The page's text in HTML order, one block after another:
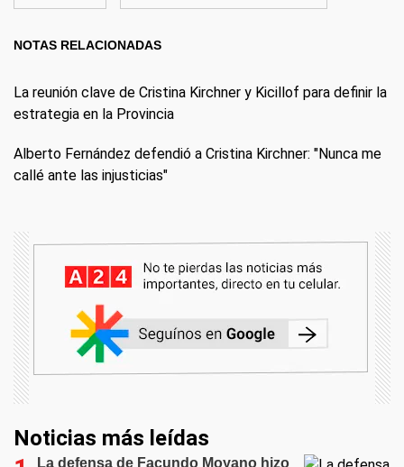
NOTAS RELACIONADAS
La reunión clave de Cristina Kirchner y Kicillof para definir la
estrategia en la Provincia
Alberto Fernández defendió a Cristina Kirchner: "Nunca me
callé ante las injusticias"
Noticias más leídas
La defensa de Facundo Moyano hizo